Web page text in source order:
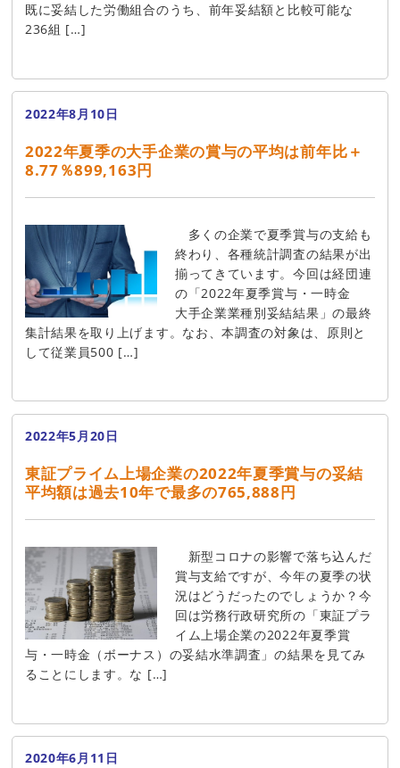
既に妥結した労働組合のうち、前年妥結額と比較可能な
236組 […]
2022年8月10日
2022年夏季の大手企業の賞与の平均は前年比＋
8.77％899,163円
多くの企業で夏季賞与の支給も
終わり、各種統計調査の結果が出
揃ってきています。今回は経団連
の「2022年夏季賞与・一時金
大手企業業種別妥結結果」の最終
集計結果を取り上げます。なお、本調査の対象は、原則と
して従業員500 […]
2022年5月20日
東証プライム上場企業の2022年夏季賞与の妥結
平均額は過去10年で最多の765,888円
新型コロナの影響で落ち込んだ
賞与支給ですが、今年の夏季の状
況はどうだったのでしょうか？今
回は労務行政研究所の「東証プラ
イム上場企業の2022年夏季賞
与・⼀時⾦（ボーナス）の妥結⽔準調査」の結果を見てみ
ることにします。な […]
2020年6月11日